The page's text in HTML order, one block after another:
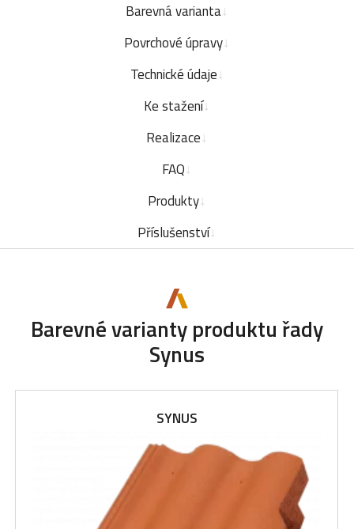
Barevná varianta
Povrchové úpravy
Technické údaje
Ke stažení
Realizace
FAQ
Produkty
Příslušenství
Barevné varianty produktu řady
Synus
SYNUS